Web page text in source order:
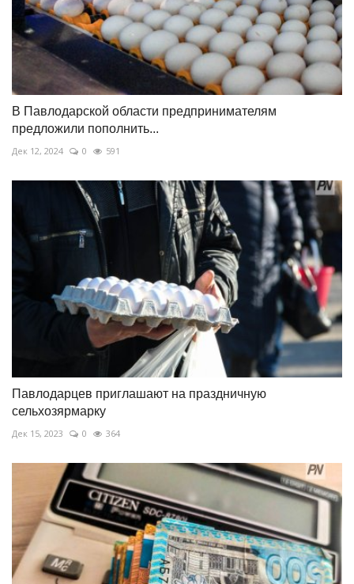
В Павлодарской области предпринимателям
предложили пополнить...
Дек 12, 2024 0 591
Павлодарцев приглашают на праздничную
сельхозярмарку
Дек 15, 2023 0 364